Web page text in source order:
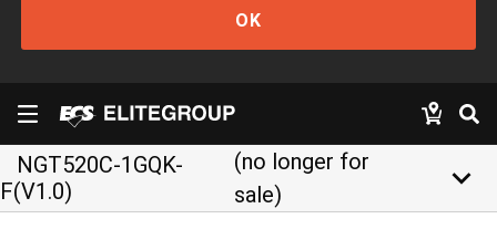
OK
NGT520C-1GQK-
F(V1.0)
(no longer for
sale)
keyboard_arrow_down